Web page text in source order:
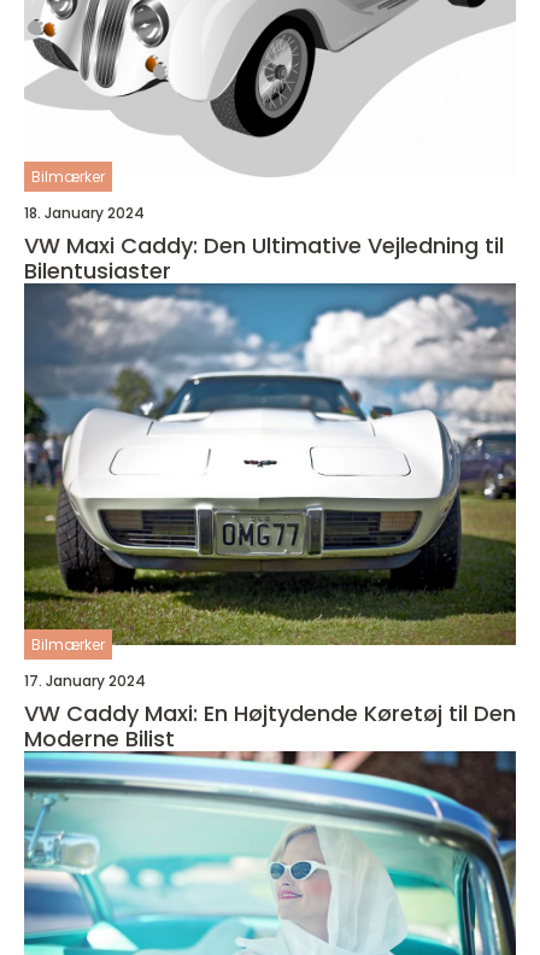
Bilmærker
18. January 2024
VW Maxi Caddy: Den Ultimative Vejledning til
Bilentusiaster
Bilmærker
17. January 2024
VW Caddy Maxi: En Højtydende Køretøj til Den
Moderne Bilist